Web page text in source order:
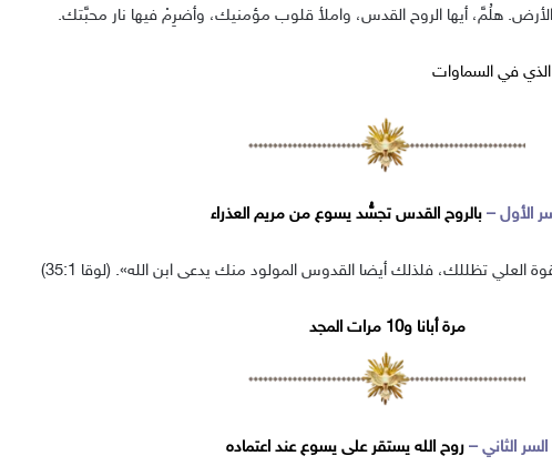
هلُمَّ، أيها الروح القدس، واملأ قلوب مؤمنيك، وأضرِمْ فيها نار محبَّتك.
الذي في السماوات
الأول –بالروح القدس تجسُّد يسوع من مريم العذراء
العلي تظللك، فلذلك أيضا القدوس المولود منك يدعى ابن الله». (لوقا 35:1)
مرة أبانا و10 مرات المجد
السر الثاني – روح الله يستقر على يسوع عند اعتماده